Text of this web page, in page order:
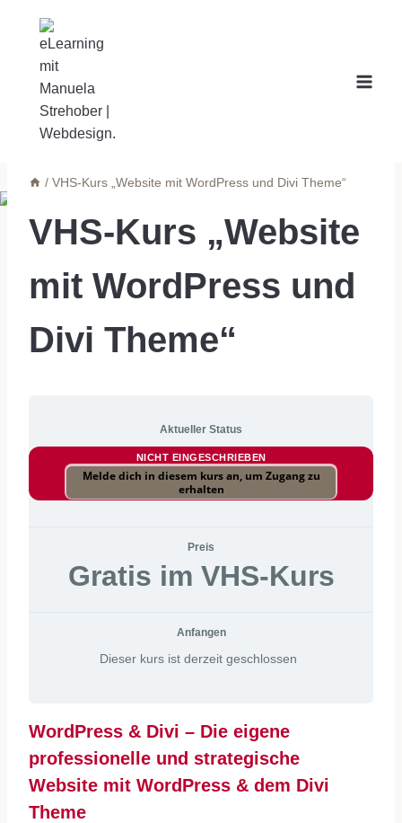
/ VHS-Kurs „Website mit WordPress und Divi Theme“
VHS-Kurs „Website
mit WordPress und
Divi Theme“
Aktueller Status
NICHT EINGESCHRIEBEN
Melde dich in diesem kurs an, um Zugang zu
erhalten
Preis
Gratis im VHS-Kurs
Anfangen
Dieser kurs ist derzeit geschlossen
WordPress & Divi – Die eigene
professionelle und strategische
Website mit WordPress & dem Divi
Theme